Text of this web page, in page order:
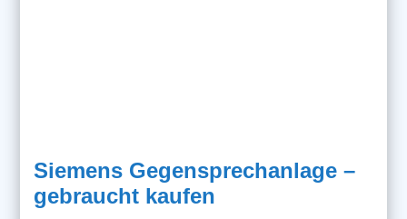
Siemens Gegensprechanlage –
gebraucht kaufen